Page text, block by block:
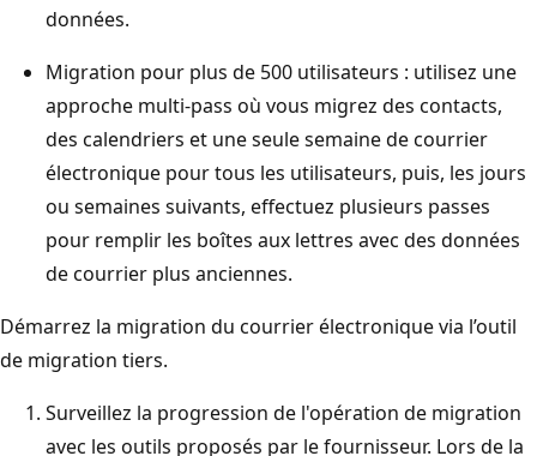
données.
Migration pour plus de 500 utilisateurs : utilisez une
approche multi-pass où vous migrez des contacts,
des calendriers et une seule semaine de courrier
électronique pour tous les utilisateurs, puis, les jours
ou semaines suivants, effectuez plusieurs passes
pour remplir les boîtes aux lettres avec des données
de courrier plus anciennes.
Démarrez la migration du courrier électronique via l’outil
de migration tiers.
Surveillez la progression de l'opération de migration
avec les outils proposés par le fournisseur. Lors de la